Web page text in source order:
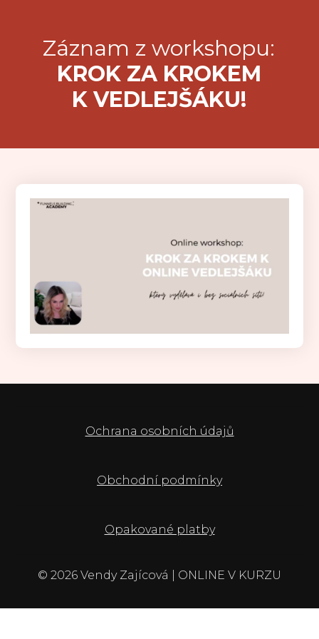
Záznam z workshopu:
KROK ZA KROKEM
K VEDLEJŠÁKU!
Ochrana osobních údajů
Obchodní podmínky
Opakované platby
© 2026 Vendy Zajícová | ONLINE V KURZU